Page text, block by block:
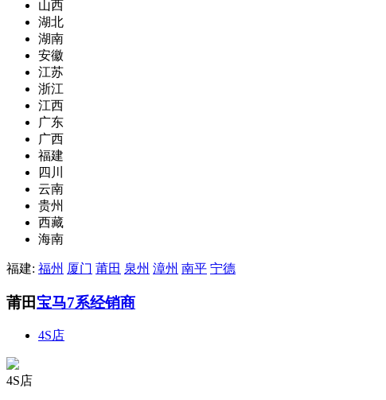
山西
湖北
湖南
安徽
江苏
浙江
江西
广东
广西
福建
四川
云南
贵州
西藏
海南
福建: 福州 厦门 莆田 泉州 漳州 南平 宁德
莆田 宝马7系经销商
4S店
4S店